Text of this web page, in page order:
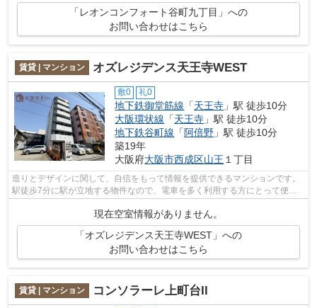
「レオンコンフォート谷町九丁目」への
お問い合わせはこちら
賃貸 | マンション オズレジデンス天王寺WEST
敷0 礼0
地下鉄御堂筋線 「天王寺 」駅 徒歩10分
大阪環状線 「天王寺 」駅 徒歩10分
地下鉄谷町線 「 阿倍野 」駅 徒歩10分
築19年
大阪府大阪市西成区山王 １丁目
造りとデザインに関して、自信をもって情報を提供できるマンションです。
駅徒歩7分に駅が立地する物件なので、電車を多く利用する方にとって便利
現在空室情報がありません。
「オズレジデンス天王寺WEST」への
お問い合わせはこちら
賃貸 | マンション コンソラーレ上町台II